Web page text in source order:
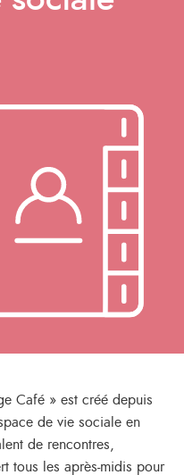
Café » est créé depuis
de vie sociale en
de rencontres,
tous les après-midis pour